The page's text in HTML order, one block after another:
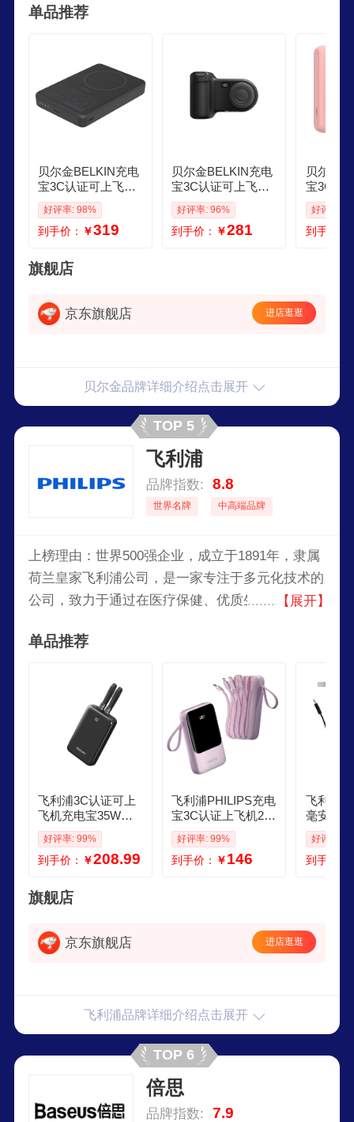
案。
单品推荐
贝尔金BELKIN充电
宝3C认证可上飞机
磁吸移动电源无线
充 iPhone手机1万毫
安快充 小巧轻薄三
好评率: 98%
到手价： ￥319
贝尔金BELKIN充电
宝3C认证可上飞机
磁吸移动电源无线
充 iPhone手机快充
小巧便携带拍摄手
好评率: 96%
到手价： ￥281
贝尔金
宝3C认
自带线
源适用
万毫安
好评率:
到手价：
旗舰店
京东旗舰店 进店逛逛
贝尔金品牌详细介绍点击展开
TOP 5
飞利浦
品牌指数: 8.8
世界名牌 中高端品牌
上榜理由：世界500强企业，成立于1891年，隶属
荷兰皇家飞利浦公司，是一家专注于多元化技术的
公司，致力于通过在医疗保健、优质生活和照明领
在心脏监护、紧急护理与家庭医疗保健、节能照明
和仪容产品、口腔护理产品等方面。
【展开】
单品推荐
飞利浦3C认证可上
飞机充电宝35W快
充小巧便携自带双
线大容量20000mAh
移动电源适用苹果
好评率: 99%
到手价： ￥208.99
飞利浦PHILIPS充电
宝3C认证上飞机22
5W快充20000毫安
自带4线移动电源适
配苹果17华为小米
好评率: 99%
到手价： ￥146
飞利浦
毫安3c
一带插
双向快
电源适
好评率:
到手价：
旗舰店
京东旗舰店 进店逛逛
飞利浦品牌详细介绍点击展开
TOP 6
倍思
品牌指数: 7.9